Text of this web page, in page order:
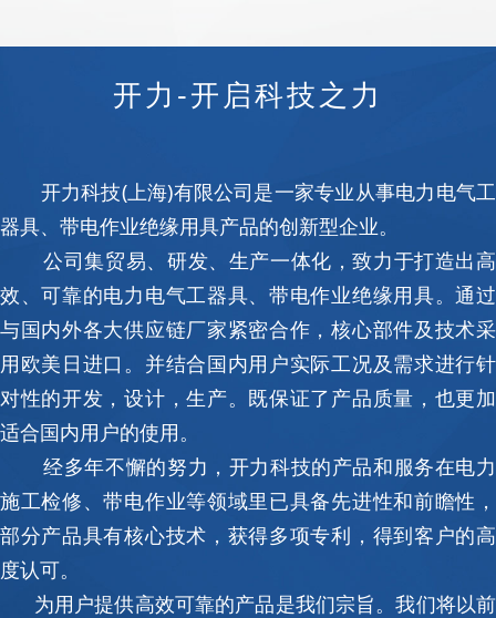
开力科技(上海)有限公司是一家专业从事电力电气工
器具、带电作业绝缘用具产品的创新型企业。
公司集贸易、研发、生产一体化，致力于打造出高
效、可靠的电力电气工器具、带电作业绝缘用具。通过
与国内外各大供应链厂家紧密合作，核心部件及技术采
用欧美日进口。并结合国内用户实际工况及需求进行针
对性的开发，设计，生产。既保证了产品质量，也更加
适合国内用户的使用。
经多年不懈的努力，开力科技的产品和服务在电力
施工检修、带电作业等领域里已具备先进性和前瞻性，
部分产品具有核心技术，获得多项专利，得到客户的高
度认可。
为用户提供高效可靠的产品是我们宗旨。我们将以前
开力-开启科技之力